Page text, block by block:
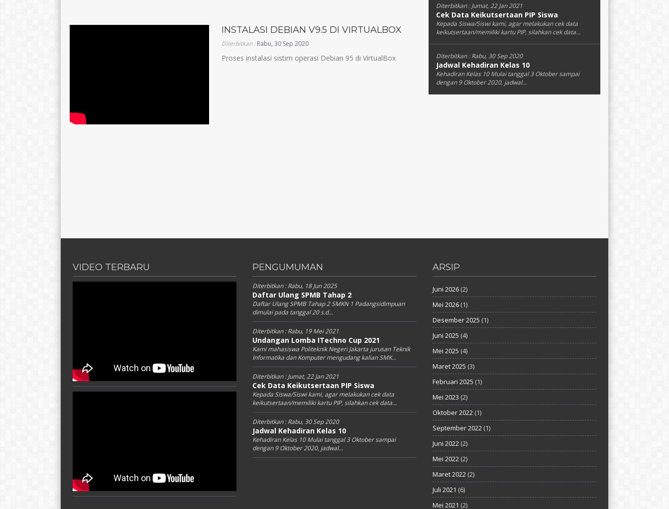
INSTALASI DEBIAN V9.5 DI VIRTUALBOX
Diterbitkan :Rabu, 30 Sep 2020
Proses instalasi sistim operasi Debian 95 di VirtualBox
Diterbitkan :Jumat, 22 Jan 2021
Cek Data Keikutsertaan PIP Siswa
Kepada Siswa/Siswi kami, agar melakukan cek data
keikutsertaan/memiliki kartu PIP, silahkan cek data...
Diterbitkan :Rabu, 30 Sep 2020
Jadwal Kehadiran Kelas 10
Kehadiran Kelas 10 Mulai tanggal 3 Oktober sampai
dengan 9 Oktober 2020, jadwal...
VIDEO TERBARU PENGUMUMAN
Diterbitkan :Rabu, 18 Jun 2025
Daftar Ulang SPMB Tahap 2
Daftar Ulang SPMB Tahap 2 SMKN 1 Padangsidimpuan
dimulai pada tanggal 20 s.d...
Diterbitkan :Rabu, 19 Mei 2021
Undangan Lomba ITechno Cup 2021
Kami mahasiswa Politeknik Negeri Jakarta jurusan Teknik
Informatika dan Komputer mengudang kalian SMK...
Diterbitkan :Jumat, 22 Jan 2021
Cek Data Keikutsertaan PIP Siswa
Kepada Siswa/Siswi kami, agar melakukan cek data
keikutsertaan/memiliki kartu PIP, silahkan cek data...
Diterbitkan :Rabu, 30 Sep 2020
Jadwal Kehadiran Kelas 10
Kehadiran Kelas 10 Mulai tanggal 3 Oktober sampai
dengan 9 Oktober 2020, jadwal...
ARSIP
Juni 2026(2)
Mei 2026(1)
Desember 2025 (1)
Juni 2025 (4)
Mei 2025 (4)
Maret 2025 (3)
Februari 2025 (1)
Mei 2023 (2)
Oktober 2022(1)
September 2022(1)
Juni 2022(2)
Mei 2022(2)
Maret 2022(2)
Juli 2021 (6)
Mei 2021 (2)